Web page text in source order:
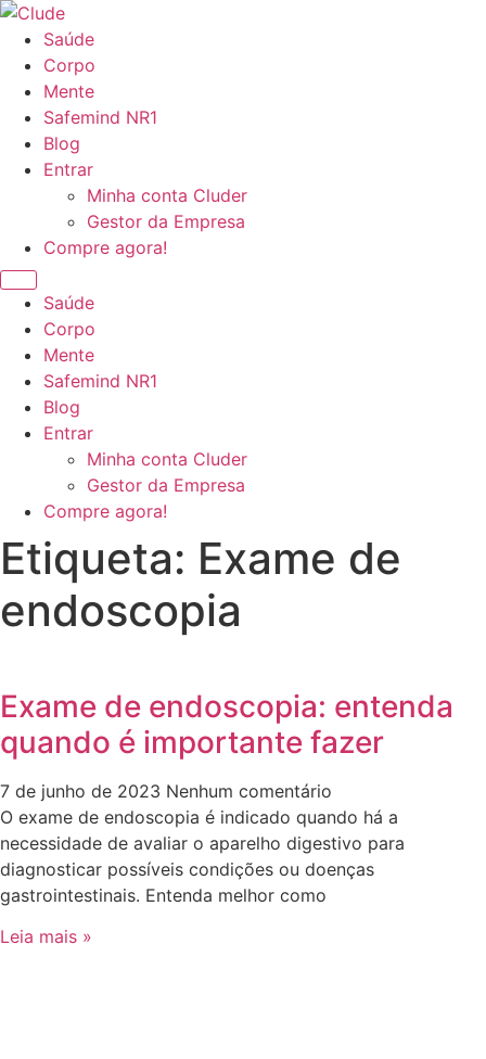
Ir
para
conteúdo
Saúde
Corpo
Mente
Safemind NR1
Blog
Entrar
Minha conta Cluder
Gestor da Empresa
Compre agora!
Saúde
Corpo
Mente
Safemind NR1
Blog
Entrar
Minha conta Cluder
Gestor da Empresa
Compre agora!
Etiqueta: Exame de
endoscopia
Exame de endoscopia: entenda
quando é importante fazer
7 de junho de 2023 Nenhum comentário
O exame de endoscopia é indicado quando há a
necessidade de avaliar o aparelho digestivo para
diagnosticar possíveis condições ou doenças
gastrointestinais. Entenda melhor como
Leia mais »